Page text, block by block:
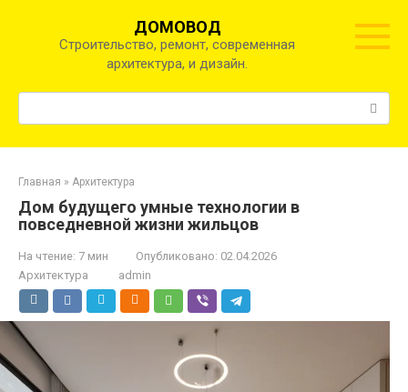
ДОМОВОД
Строительство, ремонт, современная
архитектура, и дизайн.
Главная » Архитектура
Дом будущего умные технологии в
повседневной жизни жильцов
На чтение: 7 мин Опубликовано: 02.04.2026
Архитектура
admin